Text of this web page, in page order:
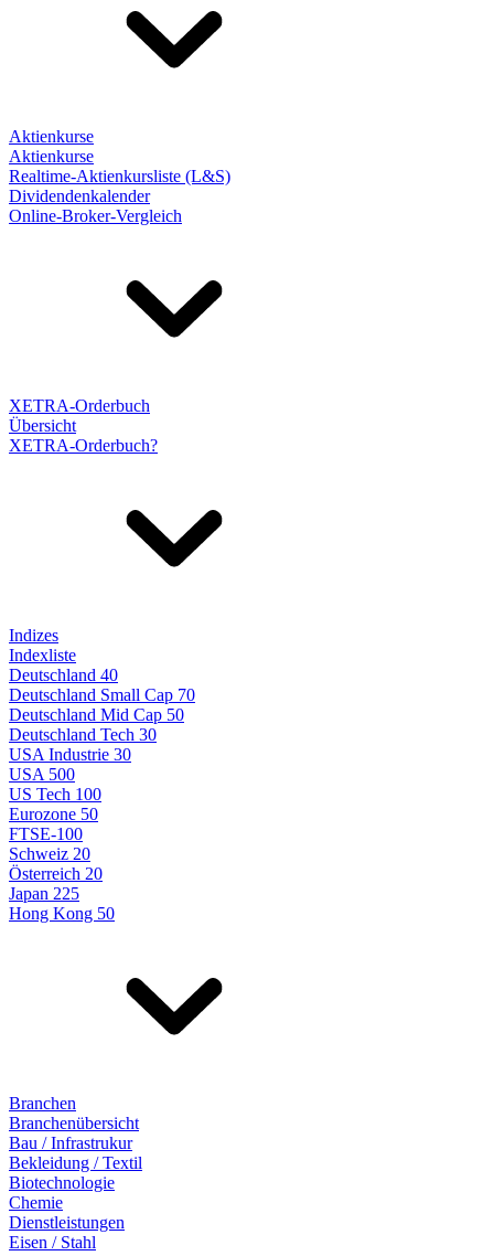
Aktienkurse
Aktienkurse
Realtime-Aktienkursliste (L&S)
Dividendenkalender
Online-Broker-Vergleich
XETRA-Orderbuch
Übersicht
XETRA-Orderbuch?
Indizes
Indexliste
Deutschland 40
Deutschland Small Cap 70
Deutschland Mid Cap 50
Deutschland Tech 30
USA Industrie 30
USA 500
US Tech 100
Eurozone 50
FTSE-100
Schweiz 20
Österreich 20
Japan 225
Hong Kong 50
Branchen
Branchenübersicht
Bau / Infrastrukur
Bekleidung / Textil
Biotechnologie
Chemie
Dienstleistungen
Eisen / Stahl